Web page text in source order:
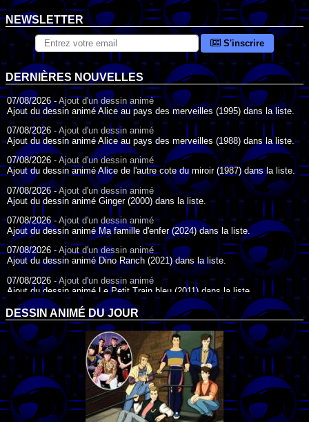
NEWSLETTER
S'inscrire
DERNIÈRES NOUVELLES
07/08/2026 - Ajout d'un dessin animé
Ajout du dessin animé Alice au pays des merveilles (1995) dans la liste.
07/08/2026 - Ajout d'un dessin animé
Ajout du dessin animé Alice au pays des merveilles (1988) dans la liste.
07/08/2026 - Ajout d'un dessin animé
Ajout du dessin animé Alice de l'autre cote du miroir (1987) dans la liste.
07/08/2026 -Ajout d'un dessin animé
Ajout du dessin animé Ginger (2000) dans la liste.
07/08/2026 -Ajout d'un dessin animé
Ajout du dessin animé Ma famille d'enfer (2024) dans la liste.
07/08/2026 - Ajout d'un dessin animé
Ajout du dessin animé Dino Ranch (2021) dans la liste.
07/08/2026 -Ajout d'un dessin animé
Ajout du dessin animé Le Petit Train bleu (2011) dans la liste.
07/08/2026 -Ajout d'un dessin animé
Ajout du dessin animé Agent Spécial Oso (2009) dans la liste.
17/07/2026 -Ajout d'un dessin animé
Ajout du dessin animé Peter Pan (1988) dans la liste.
17/07/2026 -
Ajout d'un dessin animé
Ajout du dessin animé Le Bossu de Notre-Dame (1996) dans la liste.
DESSIN ANIMÉ DU JOUR